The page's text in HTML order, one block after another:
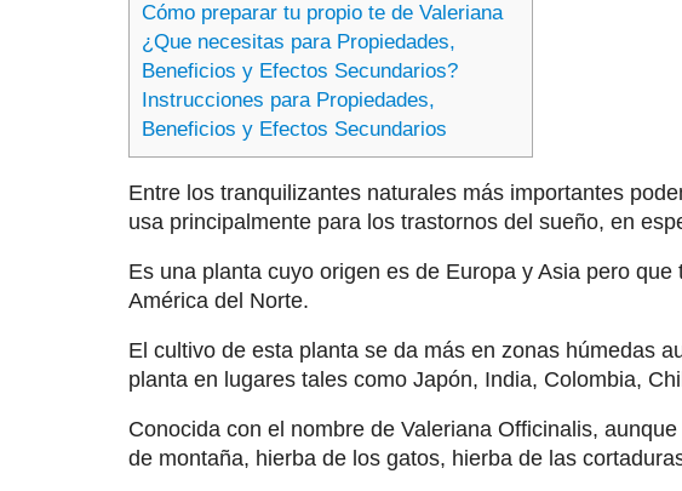
Cómo preparar tu propio te de Valeriana
¿Que necesitas para Propiedades,
Beneficios y Efectos Secundarios?
Instrucciones para Propiedades,
Beneficios y Efectos Secundarios
Entre los tranquilizantes naturales más importantes
usa principalmente para los trastornos del sueño, en
Es una planta cuyo origen es de Europa y Asia pero
América del Norte.
El cultivo de esta planta se da más en zonas húmedas
planta en lugares tales como Japón, India, Colombia,
Conocida con el nombre de Valeriana Officinalis,
de montaña, hierba de los gatos, hierba de las